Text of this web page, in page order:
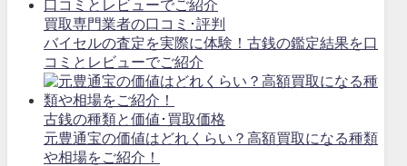
買取専門業者の口コミ･評判
バイセルの査定を実際に体験！古銭の鑑定結果を口
コミとレビューでご紹介
古銭の種類と価値･買取価格
元豊通宝の価値はどれくらい？高額買取になる種類
や相場をご紹介！